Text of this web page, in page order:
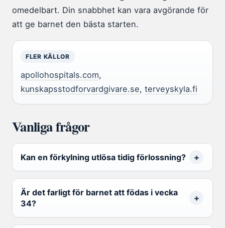
omedelbart. Din snabbhet kan vara avgörande för
att ge barnet den bästa starten.
FLER KÄLLOR
apollohospitals.com,
kunskapsstodforvardgivare.se, terveyskyla.fi
Vanliga frågor
Kan en förkylning utlösa tidig förlossning?
Är det farligt för barnet att födas i vecka
34?